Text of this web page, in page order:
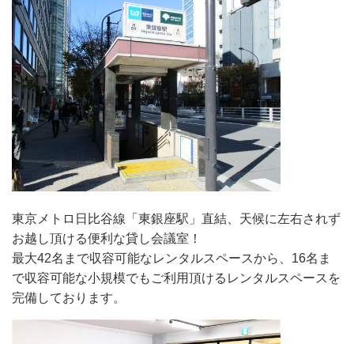
東京メトロ日比谷線「東銀座駅」直結、天候に左右されず
お越し頂ける便利な貸し会議室！
最大42名まで収容可能なレンタルスペースから、16名ま
で収容可能な小規模でもご利用頂けるレンタルスペースを
完備しております。